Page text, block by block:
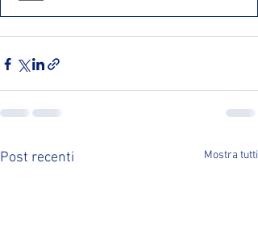
Post recenti Mostra tutti